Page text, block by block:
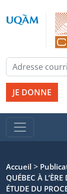
JE DONNE
Accueil >
QUÉBEC À
ÉTUDE DU